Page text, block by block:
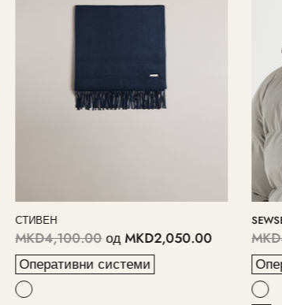
СТИВЕН
MKD4,100.00од MKD2,050.00
Оперативни системи
SEWSEW